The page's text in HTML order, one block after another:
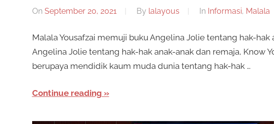
On September 20, 2021 By lalayous In Informasi, Malala
Malala Yousafzai memuji buku Angelina Jolie tentang hak-hak
Angelina Jolie tentang hak-hak anak-anak dan remaja, Know
berupaya mendidik kaum muda dunia tentang hak-hak …
Continue reading